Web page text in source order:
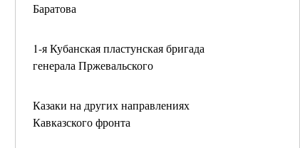
Баратова
1-я Кубанская пластунская бригада
генерала Пржевальского
Казаки на других направлениях
Кавказского фронта